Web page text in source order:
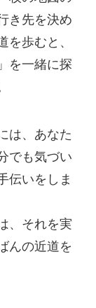
き先を決め
を歩むと、
を一緒に探
は、あなた
でも気づい
伝いをしま
、それを実
んの近道を